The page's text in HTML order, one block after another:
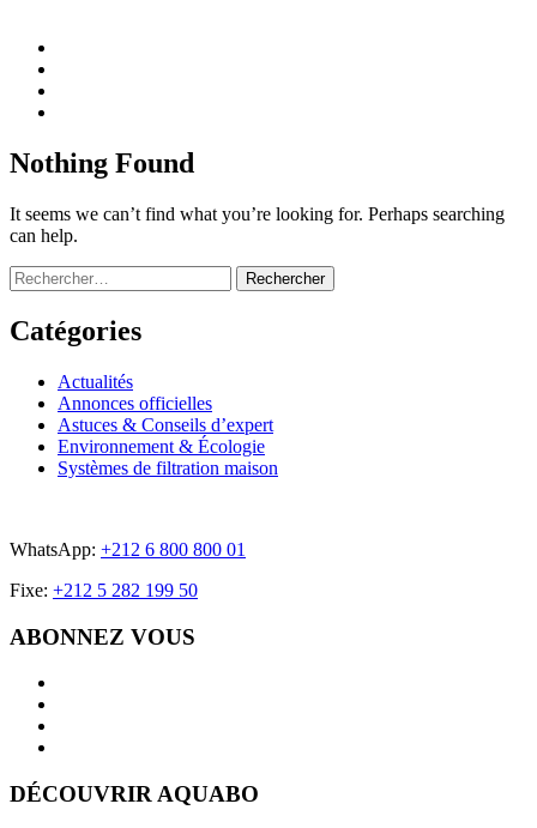
Nothing Found
It seems we can’t find what you’re looking for. Perhaps searching
can help.
Rechercher :
Catégories
Actualités
Annonces officielles
Astuces & Conseils d’expert
Environnement & Écologie
Systèmes de filtration maison
WhatsApp: +212 6 800 800 01
Fixe: +212 5 282 199 50
ABONNEZ VOUS
DÉCOUVRIR AQUABO